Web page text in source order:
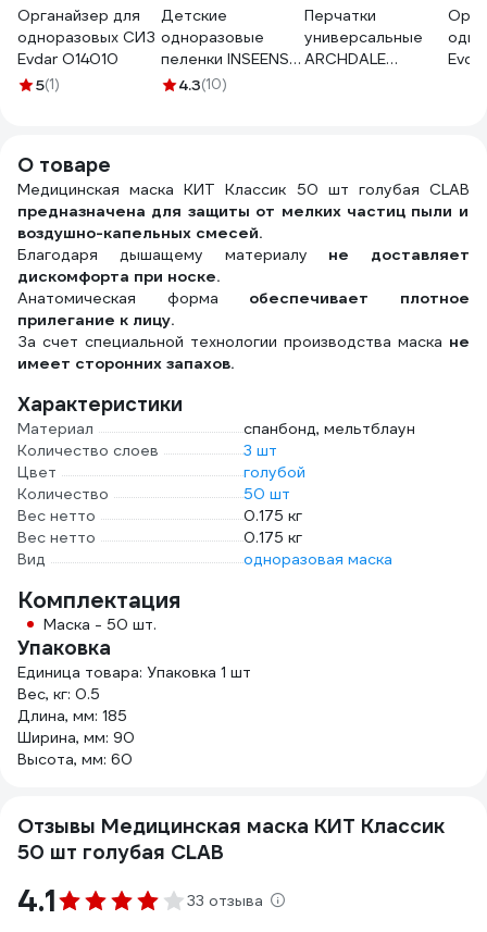
Органайзер для
одноразовых СИЗ
Evdar O14010
5(1)
Детские
одноразовые
пеленки INSEENSE
60х60, 32 шт.
4.3(10)
Перчатки
универсальные
ARCHDALE
M, 100 шт. B151M
О товаре
Медицинская маска КИТ Классик 50 шт голубая CLAB
предназначена для защиты от мелких частиц пыли и
воздушно-капельных смесей.
Благодаря дышащему материалу не доставляет
дискомфорта при носке.
Анатомическая форма обеспечивает плотное
прилегание к лицу.
За счет специальной технологии производства маска не
имеет сторонних запахов.
Характеристики
Материал
спанбонд, мельтблаун
Количество слоев
3 шт
Цвет
голубой
Количество
50 шт
Вес нетто
0.175 кг
Вес нетто
0.175 кг
Вид
одноразовая маска
Комплектация
Маска - 50 шт.
Упаковка
Единица товара: Упаковка 1 шт
Вес, кг: 0.5
Длина, мм: 185
Ширина, мм: 90
Высота, мм: 60
Отзывы Медицинская маска КИТ Классик
50 шт голубая CLAB
4.1 33 отзыва